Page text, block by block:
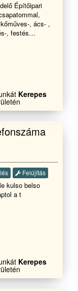
Építőipari
, ács- ,
, festés
Kerepes
Felújítás
kulso belso
a t
Kerepes